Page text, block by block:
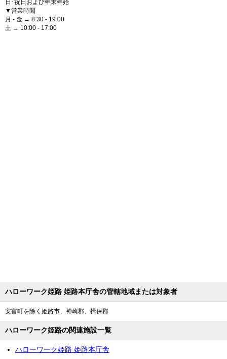
日･祝日および年末年始
▼営業時間
月 - 金 → 8:30 - 19:00
土 → 10:00 - 17:00
ハローワーク姫路 姫路本庁舎の管轄地域または対象者
安富町を除く姫路市、神崎郡、揖保郡
ハローワーク姫路の関連施設一覧
ハローワーク姫路 姫路本庁舎